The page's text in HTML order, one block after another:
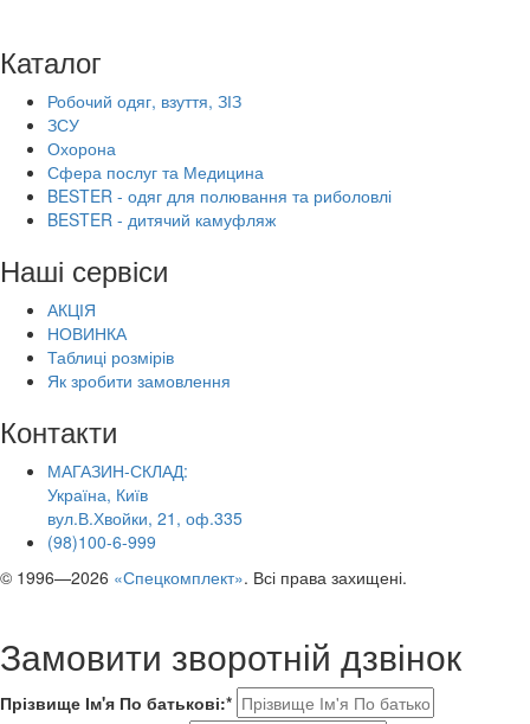
Каталог
Робочий одяг, взуття, ЗІЗ
ЗСУ
Охорона
Сфера послуг та Медицина
BESTER - одяг для полювання та риболовлі
BESTER - дитячий камуфляж
Наші сервіси
АКЦІЯ
НОВИНКА
Таблиці розмірів
Як зробити замовлення
Контакти
МАГАЗИН-СКЛАД:
Україна, Київ
вул.В.Хвойки, 21, оф.335
(98)100-6-999
© 1996—2026 «Спецкомплект». Всі права захищені.
Замовити зворотній дзвінок
Прізвище Ім'я По батькові:*